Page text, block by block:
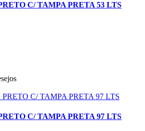
C/ TAMPA PRETA 53 LTS
C/ TAMPA PRETA 97 LTS